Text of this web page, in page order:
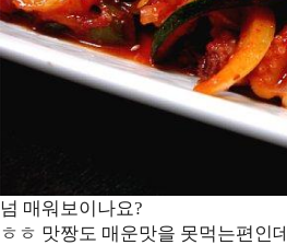
넘 매워보이나요?
ㅎㅎ 맛짱도 매운맛을 못먹는편인